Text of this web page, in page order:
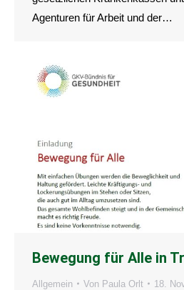
Agenturen für Arbeit und der…
Bewegung für Alle in
Allgemein Von Paula Orlt 18.